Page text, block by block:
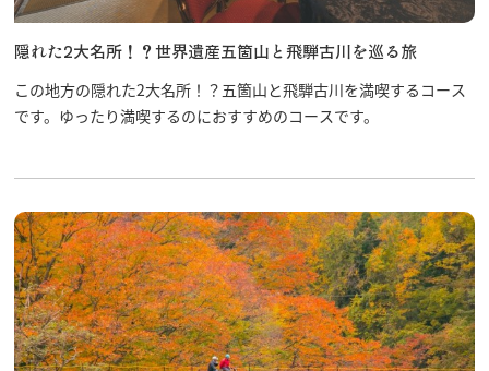
隠れた2大名所！？世界遺産五箇山と飛騨古川を巡る旅
この地方の隠れた2大名所！？五箇山と飛騨古川を満喫するコース
です。ゆったり満喫するのにおすすめのコースです。